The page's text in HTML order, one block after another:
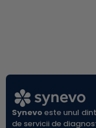
Synevoeste unul
de servicii de